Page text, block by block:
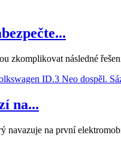
zkomplikovat následné
na...
navazuje na první